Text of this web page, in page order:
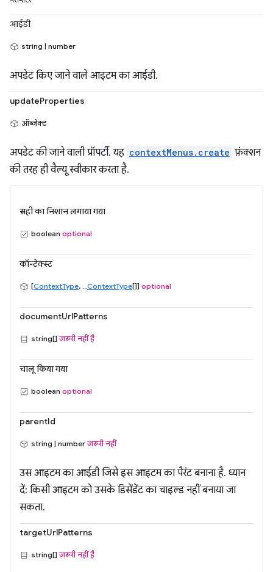
आईडी
string | number
अपडेट किए जाने वाले आइटम का आईडी.
updateProperties
ऑब्जेक्ट
अपडेट की जाने वाली प्रॉपर्टी. यह contextMenus.create फ़ंक्शन
की तरह ही वैल्यू स्वीकार करता है.
सही का निशान लगाया गया
boolean optional
कॉन्टेक्स्ट
[ContextType, ...ContextType[]] optional
documentUrlPatterns
string[]ज़रूरी नहीं है
चालू किया गया
boolean optional
parentId
string | numberज़रूरी नहीं
उस आइटम का आईडी जिसे इस आइटम का पैरंट बनाना है. ध्यान
दें: किसी आइटम को उसके डिसेंडेंट का चाइल्ड नहीं बनाया जा
सकता.
targetUrlPatterns
string[]ज़रूरी नहीं है